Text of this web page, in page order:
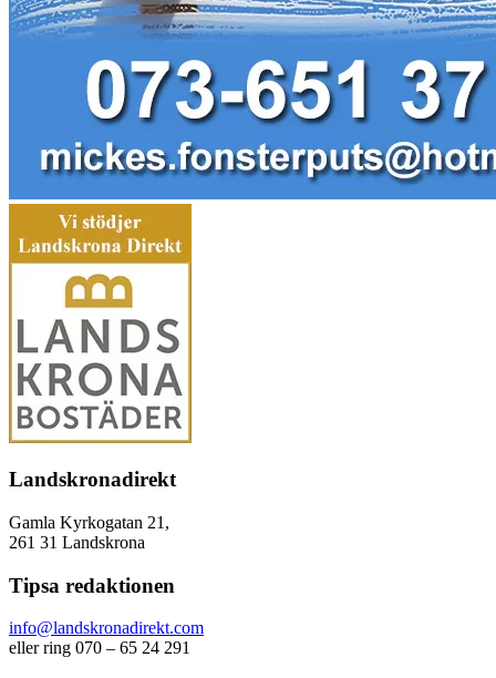
Landskronadirekt
Gamla Kyrkogatan 21,
261 31 Landskrona
Tipsa redaktionen
info@landskronadirekt.com
eller ring 070 – 65 24 291